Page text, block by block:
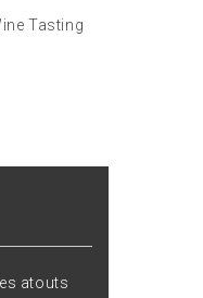
Tasting
atouts